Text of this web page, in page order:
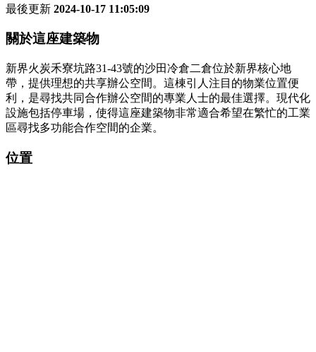
最後更新 2024-10-17 11:05:09
關於這座建築物
新界火炭禾寮坑路31-43號的沙田冷倉二倉位於新界核心地
帶，提供理想的共享辦公空間。這棟引人注目的物業位置便
利，是尋找共同合作辦公空間的專業人士的最佳選擇。現代化
設施包括停車場，使得這座建築物非常適合希望在繁忙的工業
區尋找多功能合作空間的企業。
位置